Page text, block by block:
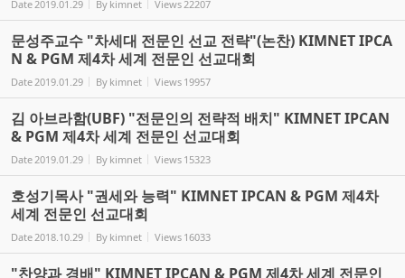
Date2019.01.29 By kimnet Views22207
문성주교수 "차세대 전문인 선교 전략"(논찬) KIMNET IPCA
N & PGM 제4차 세계 전문인 선교대회
Date2019.01.29 By kimnet Views 19957
김 아브라함(UBF) "전문인의 전략적 배치" KIMNET IPCAN
& PGM 제4차 세계 전문인 선교대회
Date2019.01.29 By kimnet Views 15323
호성기목사 "권세와 능력" KIMNET IPCAN & PGM 제4차
세계 전문인 선교대회
Date2018.10.29 By kimnet Views 16033
"찬양과 경배" KIMNET IPCAN & PGM 제4차 세계 전문인